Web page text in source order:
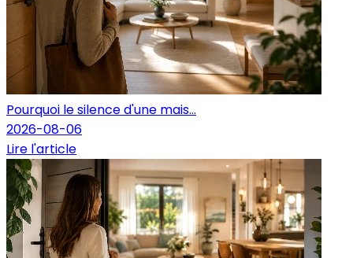
Pourquoi le silence d'une mais...
2026-08-06
Lire l'article